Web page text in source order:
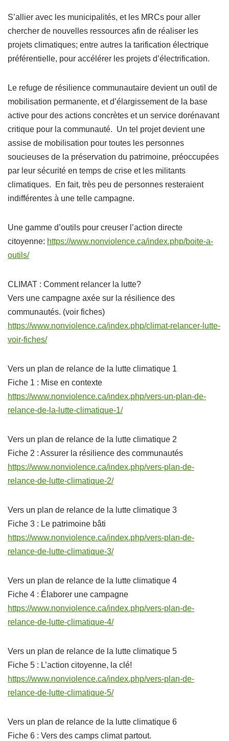
S’allier avec les municipalités, et les MRCs pour aller
chercher de nouvelles ressources afin de réaliser les
projets climatiques; entre autres la tarification électrique
préférentielle, pour accélérer les projets d’électrification.
Le refuge de résilience communautaire devient un outil de
mobilisation permanente, et d’élargissement de la base
active pour des actions concrètes et un service dorénavant
critique pour la communauté. Un tel projet devient une
assise de mobilisation pour toutes les personnes
soucieuses de la préservation du patrimoine, préoccupées
par leur sécurité en temps de crise et les militants
climatiques. En fait, très peu de personnes resteraient
indifférentes à une telle campagne.
Une gamme d’outils pour creuser l’action directe
citoyenne: https://www.nonviolence.ca/index.php/boite-a-
outils/
CLIMAT : Comment relancer la lutte?
Vers une campagne axée sur la résilience des
communautés. (voir fiches)
https://www.nonviolence.ca/index.php/climat-relancer-lutte-
voir-fiches/
Vers un plan de relance de la lutte climatique 1
Fiche 1 : Mise en contexte
https://www.nonviolence.ca/index.php/vers-un-plan-de-
relance-de-la-lutte-climatique-1/
Vers un plan de relance de la lutte climatique 2
Fiche 2 : Assurer la résilience des communautés
https://www.nonviolence.ca/index.php/vers-plan-de-
relance-de-lutte-climatique-2/
Vers un plan de relance de la lutte climatique 3
Fiche 3 : Le patrimoine bâti
https://www.nonviolence.ca/index.php/vers-plan-de-
relance-de-lutte-climatique-3/
Vers un plan de relance de la lutte climatique 4
Fiche 4 : Élaborer une campagne
https://www.nonviolence.ca/index.php/vers-plan-de-
relance-de-lutte-climatique-4/
Vers un plan de relance de la lutte climatique 5
Fiche 5 : L’action citoyenne, la clé!
https://www.nonviolence.ca/index.php/vers-plan-de-
relance-de-lutte-climatique-5/
Vers un plan de relance de la lutte climatique 6
Fiche 6 : Vers des camps climat partout.